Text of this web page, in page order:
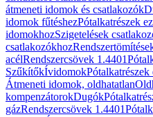
átmeneti idomok és csatlakozók
idomok fűtéshezPótalkatrészek
idomokhozSzigetelések
csatlakozókhoz
acélRendszercsövek 1.4401
SzűkítőkÍvidomok
Átmeneti idomok, oldhatatlan
kompenzátorokDugók
gázRendszercsövek 1.4401